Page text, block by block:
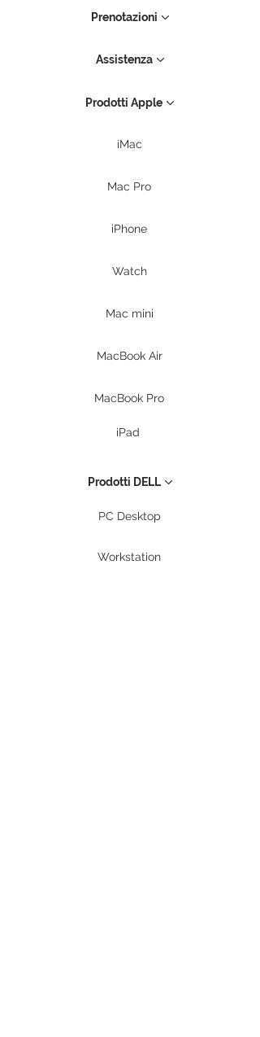
Prenotazioni
Assistenza
Prodotti Apple
iMac
Mac Pro
iPhone
Watch
Mac mini
MacBook Air
MacBook Pro
iPad
Prodotti DELL
PC Desktop
Workstation